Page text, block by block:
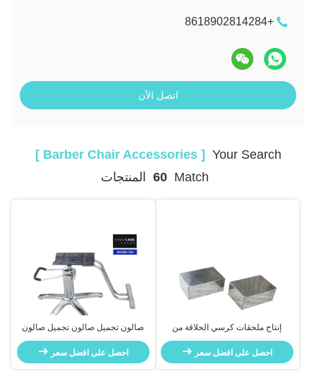
+8618902814284
اتصل الآن
Your Search
[ Barber Chair Accessories ]
60 المنتجات
إنتاج ملحقات كرسي الحلاقة من
الفولاذ المقاوم للصدأ
احصل على افضل سعر
صالون تجميل صالون تجميل صالون
الحلاقة الملحقات القاعدة المصفاة
بالكروم خمسة نجوم
احصل على افضل سعر